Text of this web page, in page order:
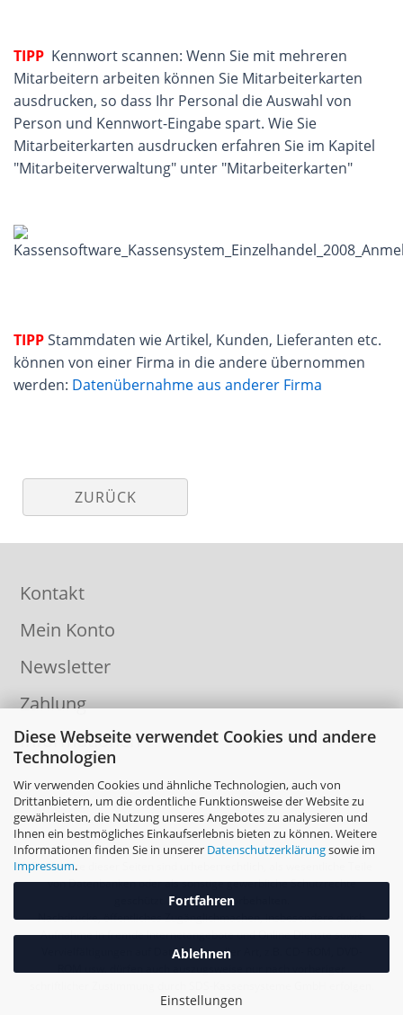
Diese Webseite verwendet Cookies und andere
Technologien
Wir verwenden Cookies und ähnliche Technologien, auch von
Drittanbietern, um die ordentliche Funktionsweise der Website zu
gewährleisten, die Nutzung unseres Angebotes zu analysieren und
Ihnen ein bestmögliches Einkaufserlebnis bieten zu können. Weitere
Informationen finden Sie in unserer Datenschutzerklärungsowie im
Impressum.
Fortfahren
Ablehnen
Einstellungen
TIPP Kennwort scannen: Wenn Sie mit mehreren
Mitarbeitern arbeiten können Sie Mitarbeiterkarten
ausdrucken, so dass Ihr Personal die Auswahl von
Person und Kennwort-Eingabe spart. Wie Sie
Mitarbeiterkarten ausdrucken erfahren Sie im Kapitel
"Mitarbeiterverwaltung" unter "Mitarbeiterkarten"
TIPPStammdaten wie Artikel, Kunden, Lieferanten etc.
können von einer Firma in die andere übernommen
werden: Datenübernahme aus anderer Firma
ZURÜCK
Kontakt
Mein Konto
Newsletter
Zahlung
Informationen
Die Inhalte dieser Seiten sind urheberrechtlich, als wesentliche Teile
von Datenbanken oder als sonstige gewerbliche Schutzrechte
geschützt. Alle Rechte vorbehalten.
Nachdrucke, öffentliches Zugänglichmachen, insbesondere durch
Aufnahme in fremde Internetangebote und Online Dienste sowie
Vervielfältigungen auf Datenträger aller Art, z.B. CD- ROM, DVD-
ROM usw. dürfen auch auszugsweise nur nach vorheriger